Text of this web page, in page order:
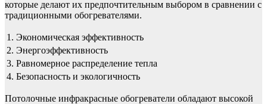
которые делают их предпочтительным выбором в сравнении с
традиционными обогревателями.
1. Экономическая эффективность
2. Энергоэффективность
3. Равномерное распределение тепла
4. Безопасность и экологичность
Потолочные инфракрасные обогреватели обладают высокой